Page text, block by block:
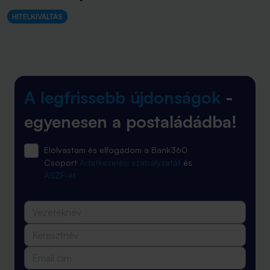
HITELKIVÁLTÁS
A legfrissebb újdonságok -
egyenesen a postaládádba!
Elolvastam és elfogadom a Bank360
Csoport Adatkezelési szabályzatát és
ÁSZF-ét